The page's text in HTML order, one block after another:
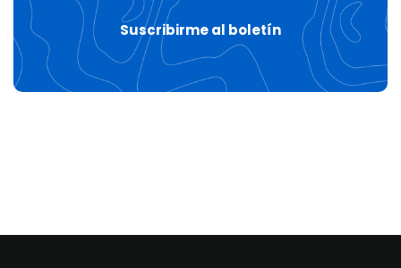
Suscribirme al boletín